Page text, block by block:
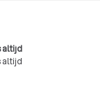
altijd
altijd